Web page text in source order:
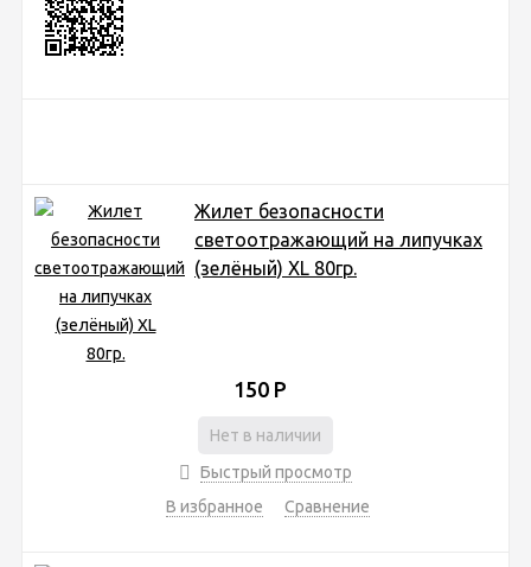
Жилет безопасности
светоотражающий на липучках
(зелёный) XL 80гр.
150 Р
Нет в наличии
Быстрый просмотр
В избранное
Сравнение